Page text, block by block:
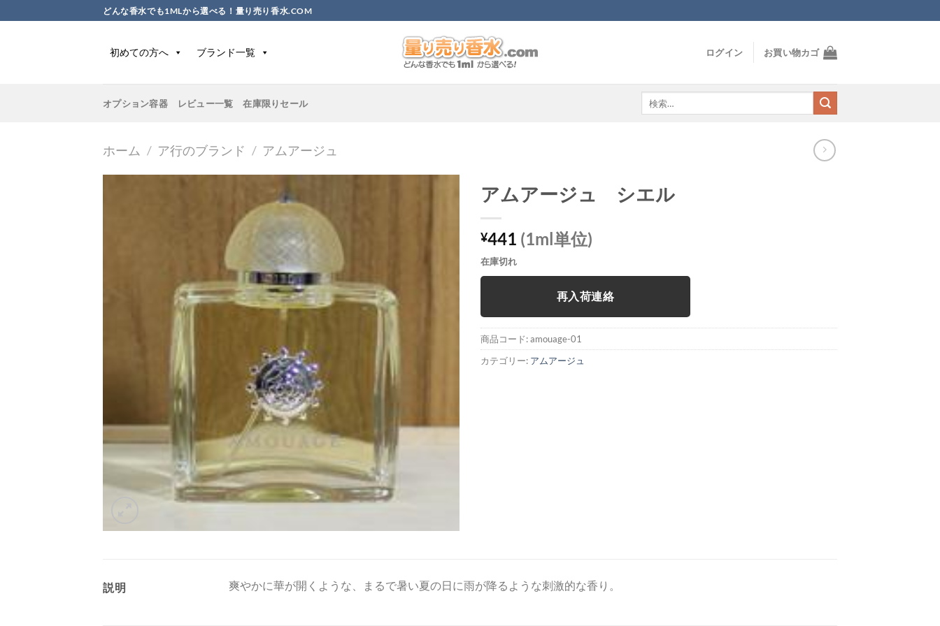
to
どんな香水でも1MLから選べる！量り売り香水.COM
初めての方へ ブランド一覧 ログイン お買い物カゴ
オプション容器 レビュー一覧 在庫限りセール
ホーム / ア行のブランド / アムアージュ
アムアージュ シエル
¥441 (1ml単位)
在庫切れ
再入荷連絡
商品コード:amouage-01
カテゴリー: アムアージュ
説明 爽やかに華が開くような、まるで暑い夏の日に雨が降るような刺激的な香り。